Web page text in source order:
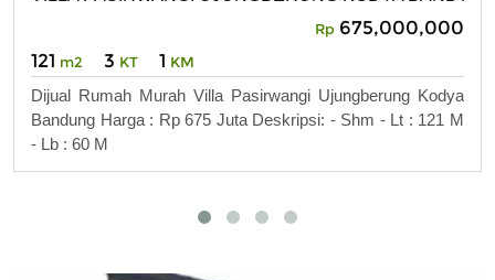
Rp 675,000,000
121 m2 3 KT 1 KM
Dijual Rumah Murah Villa Pasirwangi Ujungberung Kodya
Bandung Harga : Rp 675 Juta Deskripsi: - Shm - Lt : 121 M
- Lb : 60 M